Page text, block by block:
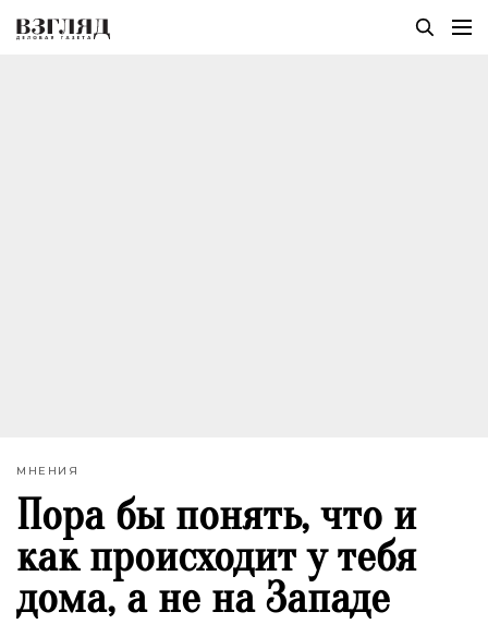
МНЕНИЯ
Пора бы понять, что и
как происходит у тебя
дома, а не на Западе